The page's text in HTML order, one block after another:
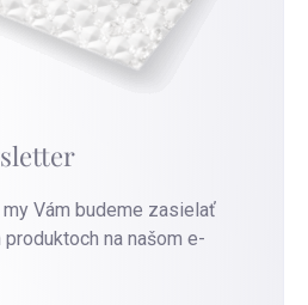
Vám budeme zasielať
na našom e-